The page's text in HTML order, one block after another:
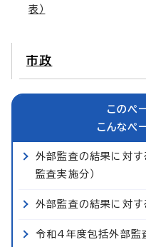
表）
市政
このペ
こんなペ
外部監査の結果に対す
監査実施分）
外部監査の結果に対す
令和4年度包括外部監